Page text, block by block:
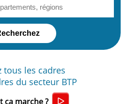
tous les cadres
du secteur BTP
ça marche ?